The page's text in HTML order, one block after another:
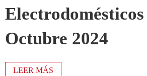
Electrodomésticos
Octubre 2024
LEER MÁS